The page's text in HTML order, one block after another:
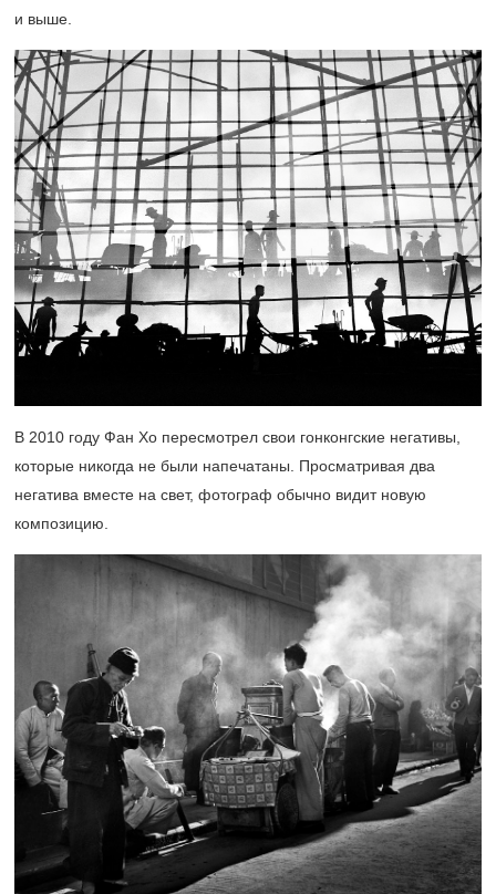
и выше.
В 2010 году Фан Хо пересмотрел свои гонконгские негативы,
которые никогда не были напечатаны. Просматривая два
негатива вместе на свет, фотограф обычно видит новую
композицию.